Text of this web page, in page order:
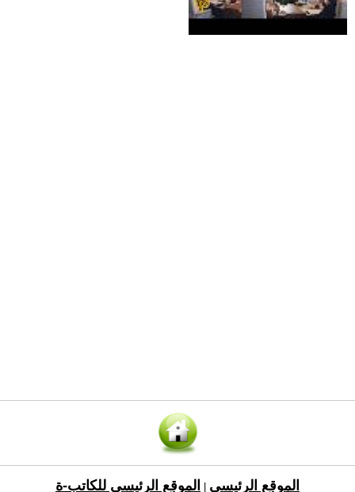
الموقع الرئيسي الموقع الرئيسي للكاتب-ة